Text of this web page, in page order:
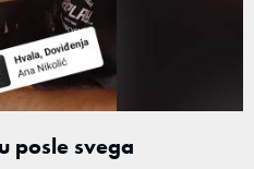
posle svega